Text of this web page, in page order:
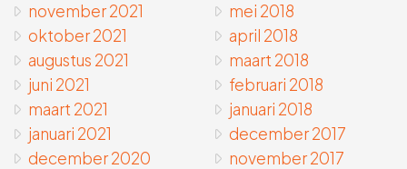
november 2021
oktober 2021
augustus 2021
juni 2021
maart 2021
januari 2021
december 2020
mei 2018
april 2018
maart 2018
februari 2018
januari 2018
december 2017
november 2017